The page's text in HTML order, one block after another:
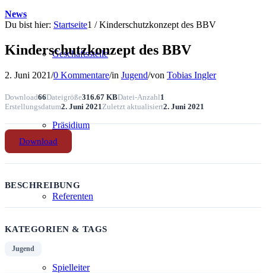
Geschäftsstelle
Präsidium
Referenten
Spielleiter
News
Du bist hier: Startseite1 / Kinderschutzkonzept des BBV
Kinderschutzkonzept des BBV
2. Juni 2021/0 Kommentare/in Jugend/von Tobias Ingler
Download66Dateigröße316.67 KBDatei-Anzahl1
Erstellungsdatum2. Juni 2021 Zuletzt aktualisiert2. Juni 2021
Download
BESCHREIBUNG
KATEGORIEN & TAGS
Jugend